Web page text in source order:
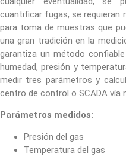
cuantificar fugas, se requieran
para toma de muestras que
una gran tradición en la
garantiza un método
humedad, presión y
medir tres parámetros y
centro de control o SCADA vía
Parámetros medidos:
Presión del gas
Temperatura del gas